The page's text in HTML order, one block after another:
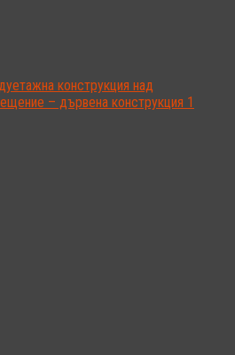
конструкция над
– дървена конструкция 1